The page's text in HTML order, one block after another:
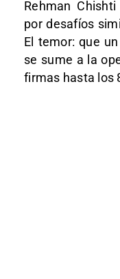
Rehman
por desafíos
El temor: que un
se sume a la
firmas hasta los